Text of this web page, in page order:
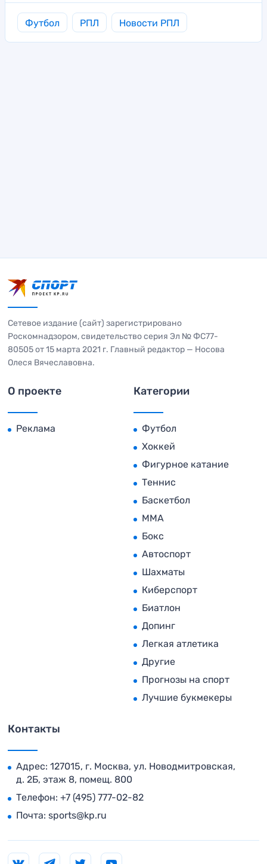
Футбол РПЛ Новости РПЛ
Сетевое издание (сайт) зарегистрировано
Роскомнадзором, свидетельство серия Эл № ФС77-
80505 от 15 марта 2021 г. Главный редактор — Носова
Олеся Вячеславовна.
О проекте
Реклама
Категории
Футбол
Хоккей
Фигурное катание
Теннис
Баскетбол
MMA
Бокс
Автоспорт
Шахматы
Киберспорт
Биатлон
Допинг
Легкая атлетика
Другие
Прогнозы на спорт
Лучшие букмекеры
Контакты
Адрес: 127015, г. Москва, ул. Новодмитровская,
д. 2Б, этаж 8, помещ. 800
Телефон: +7 (495) 777-02-82
Почта: sports@kp.ru